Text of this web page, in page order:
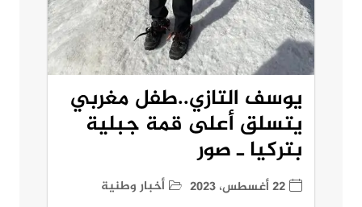
يوسف التازي..طفل مغربي
يتسلق أعلى قمة جبلية
بتركيا ـ صور
22 أغسطس، 2023 أخبار وطنية